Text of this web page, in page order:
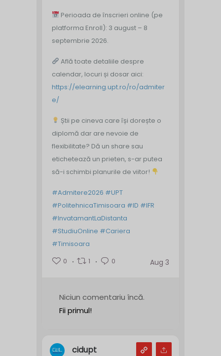
Perioada de înscrieri online (pe
platforma Enroll): 3 august – 8
septembrie 2026.
Află toate detaliile despre
calendar, locuri și dosar aici:
https://elearning.upt.ro/ro/admiter
e/
Știi pe cineva care își dorește o
diplomă dar are nevoie de
flexibilitate? Dă un share sau
etichetează un prieten, s-ar putea
să-i schimbi planurile de viitor!
#Admitere2026 #UPT
#PolitehnicaTimisoara #ID #IFR
#InvatamantLaDistanta
#StudiuOnline #Cariera
#Timisoara
0
1 0 Aug 3
Niciun comentariu încă.
Fii primul!
cidupt